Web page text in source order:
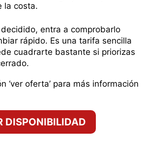
la costa.
entra a comprobarlo
rápido. Es una tarifa sencilla
cuadrarte bastante si priorizas
‘ver oferta’ para más información
DISPONIBILIDAD